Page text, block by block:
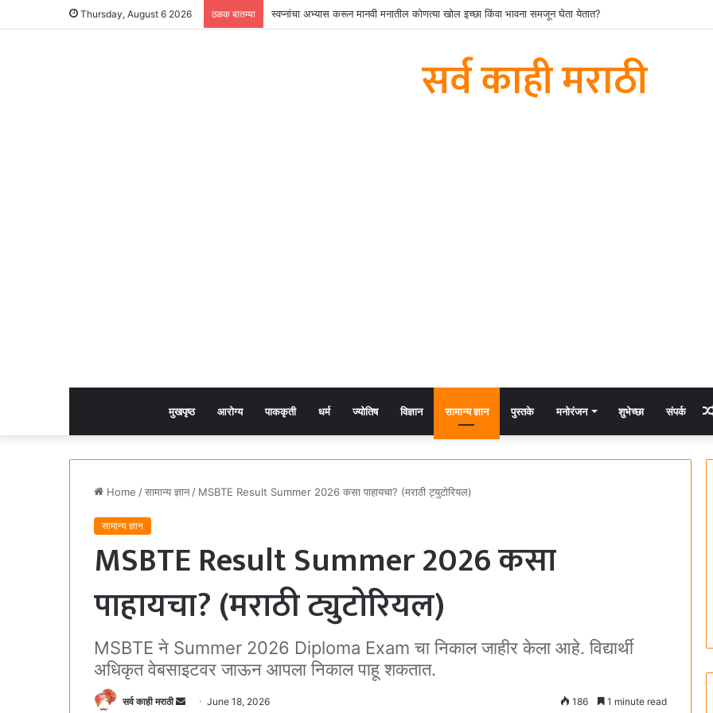
Thursday, August 6 2026 ठळक बातम्या स्वप्नांचा अभ्यास करून मानवी मनातील कोणत्या खोल इच्छा किंवा भावना समजून घेता येतात?
सर्व काही मराठी
मुखपृष्ठ आरोग्य पाककृती धर्म ज्योतिष विज्ञान सामान्य ज्ञान पुस्तके मनोरंजन शुभेच्छा संपर्क
Home /सामान्य ज्ञान / MSBTE Result Summer 2026 कसा पाहायचा? (मराठी ट्युटोरियल)
सामान्य ज्ञान
MSBTE Result Summer 2026 कसा
पाहायचा? (मराठी ट्युटोरियल)
MSBTE ने Summer 2026 Diploma Exam चा निकाल जाहीर केला आहे. विद्यार्थी
अधिकृत वेबसाइटवर जाऊन आपला निकाल पाहू शकतात.
सर्व काही मराठी June 18, 2026 186 1 minute read